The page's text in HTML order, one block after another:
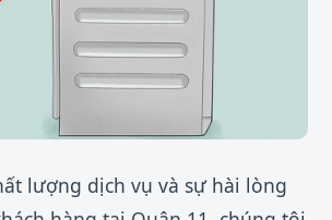
lượng dịch vụ và sự hài lòng